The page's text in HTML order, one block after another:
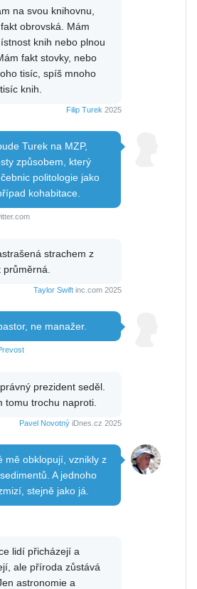
na svou knihovnu,
obrovská. Mám
knih nebo plnou
fakt stovky, nebo
tisíc, spíš mnoho
knih.
Filip Turek 2025
Turek na MZP,
způsobem, který
politologie jako
kohabitace.
strachem z
Taylor Swift inc.com 2025
ne manažer.
prezident seděl.
tomu trochu naproti.
Pavel Novotný iDnes.cz 2025
mě obklopují, vznikly z
A jednoho
stejně jako já.
lidí přicházejí a
ale příroda zůstává
astronomie a